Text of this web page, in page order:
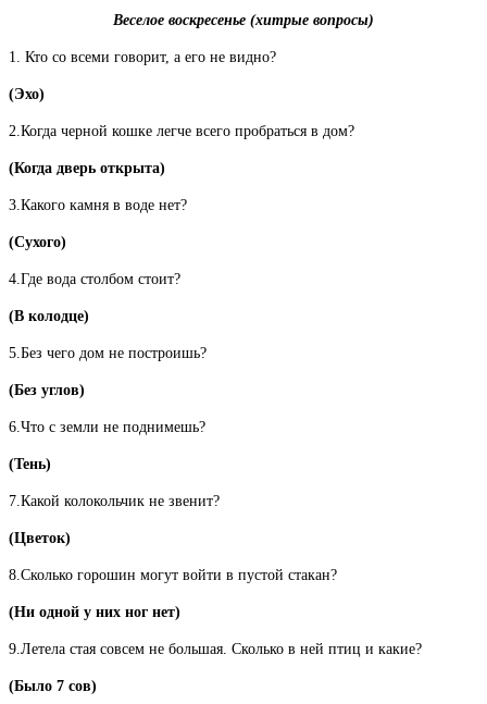
Веселое воскресенье (хитрые вопросы)
1. Кто со всеми говорит, а его не видно?
(Эхо)
2.Когда черной кошке легче всего пробраться в дом?
(Когда дверь открыта)
3.Какого камня в воде нет?
(Сухого)
4.Где вода столбом стоит?
(В колодце)
5.Без чего дом не построишь?
(Без углов)
6.Что с земли не поднимешь?
(Тень)
7.Какой колокольчик не звенит?
(Цветок)
8.Сколько горошин могут войти в пустой стакан?
(Ни одной у них ног нет)
9.Летела стая совсем не большая. Сколько в ней птиц и какие?
(Было 7 сов)